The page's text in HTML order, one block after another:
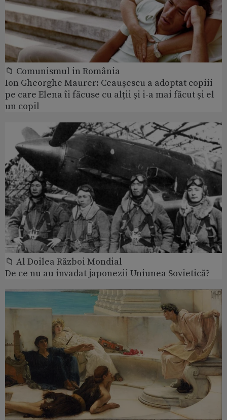
📁 Comunismul in România
Ion Gheorghe Maurer: Ceaușescu a adoptat copiii
pe care Elena îi făcuse cu alții și i-a mai făcut și el
un copil
📁 Al Doilea Război Mondial
De ce nu au invadat japonezii Uniunea Sovietică?